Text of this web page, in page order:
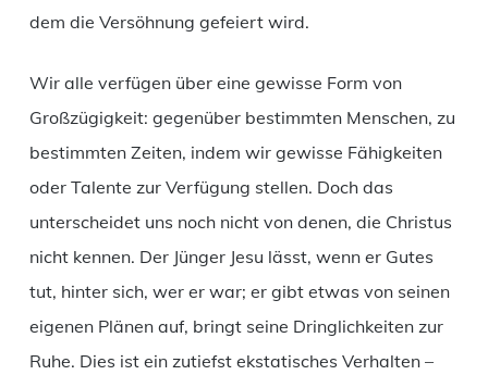
dem die Versöhnung gefeiert wird.
Wir alle verfügen über eine gewisse Form von
Großzügigkeit: gegenüber bestimmten Menschen, zu
bestimmten Zeiten, indem wir gewisse Fähigkeiten
oder Talente zur Verfügung stellen. Doch das
unterscheidet uns noch nicht von denen, die Christus
nicht kennen. Der Jünger Jesu lässt, wenn er Gutes
tut, hinter sich, wer er war; er gibt etwas von seinen
eigenen Plänen auf, bringt seine Dringlichkeiten zur
Ruhe. Dies ist ein zutiefst ekstatisches Verhalten –